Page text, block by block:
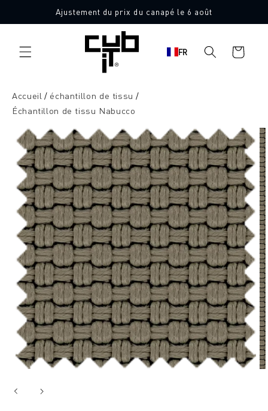
directement
au contenu
Ajustement du prix du canapé le 6 août
FR
Panier
d'achat
Accueil
échantillon de tissu
Échantillon de tissu Nabucco
l'information
sur le
produit
10 échantillons de tissu gratuits